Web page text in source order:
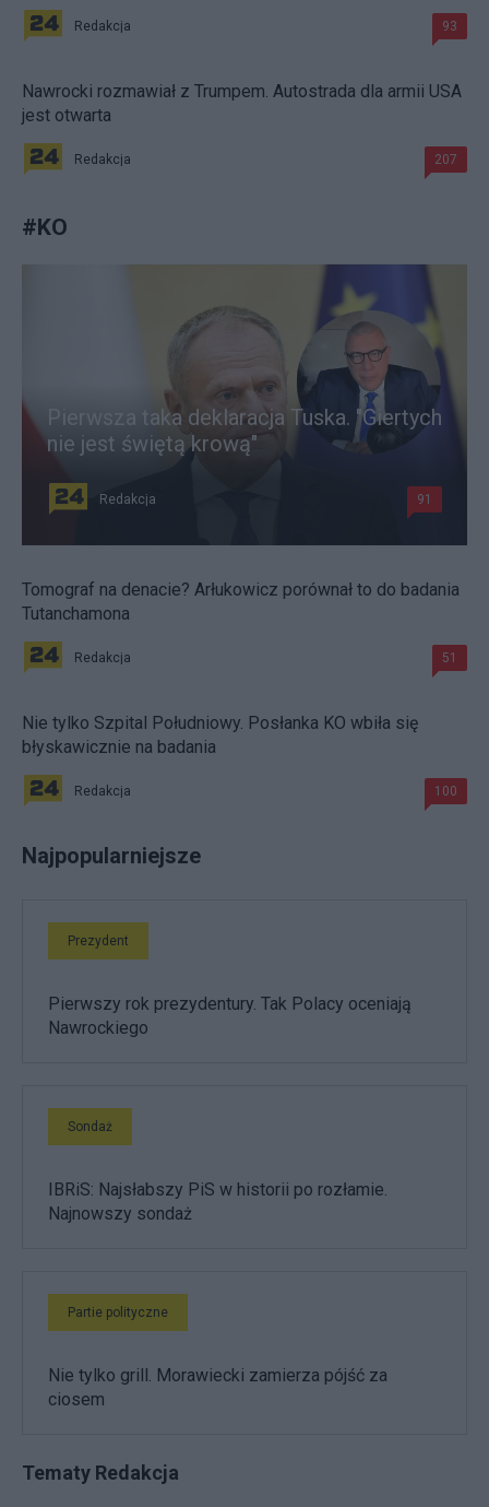
Redakcja 93
Nawrocki rozmawiał z Trumpem. Autostrada dla armii USA
jest otwarta
Redakcja 207
#KO
Pierwsza taka deklaracja Tuska. "Giertych
nie jest świętą krową"
Redakcja 91
Tomograf na denacie? Arłukowicz porównał to do badania
Tutanchamona
Redakcja 51
Nie tylko Szpital Południowy. Posłanka KO wbiła się
błyskawicznie na badania
Redakcja 100
Najpopularniejsze
Prezydent
Pierwszy rok prezydentury. Tak Polacy oceniają
Nawrockiego
Sondaż
IBRiS: Najsłabszy PiS w historii po rozłamie.
Najnowszy sondaż
Partie polityczne
Nie tylko grill. Morawiecki zamierza pójść za
ciosem
Tematy Redakcja